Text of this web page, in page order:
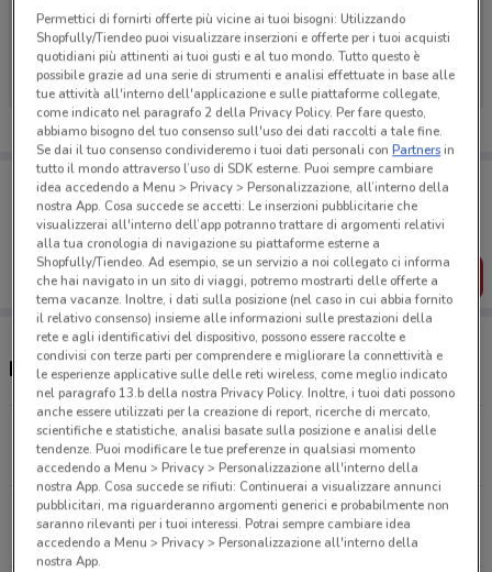
Ci dispiace, al momento non abbiamo pubblicato
volantini nella tua zona. Riprova più tardi.
Porta DoveConviene sempre con te!
Puoi trovare le migliori offerte dei negozi vicino a te,
salvarle e creare la tua lista del risparmio, comodamente
dal tuo cellulare.
SCARICA L’APP
Negozi Alphega Farmacia a Fiumicino
Via Gaverina, 14 Roma
8.1 km
Via Aurelia, 670 Roma
9.1 km
Permettici di fornirti offerte più vicine ai tuoi bisogni: Utilizzando
Shopfully/Tiendeo puoi visualizzare inserzioni e offerte per i tuoi acquisti
quotidiani più attinenti ai tuoi gusti e al tuo mondo. Tutto questo è
possibile grazie ad una serie di strumenti e analisi effettuate in base alle
tue attività all'interno dell'applicazione e sulle piattaforme collegate,
come indicato nel paragrafo 2 della Privacy Policy. Per fare questo,
abbiamo bisogno del tuo consenso sull'uso dei dati raccolti a tale fine.
Se dai il tuo consenso condivideremo i tuoi dati personali conPartnersin
tutto il mondo attraverso l’uso di SDK esterne. Puoi sempre cambiare
idea accedendo a Menu > Privacy > Personalizzazione, all’interno della
nostra App. Cosa succede se accetti: Le inserzioni pubblicitarie che
visualizzerai all'interno dell’app potranno trattare di argomenti relativi
alla tua cronologia di navigazione su piattaforme esterne a
Shopfully/Tiendeo. Ad esempio, se un servizio a noi collegato ci informa
che hai navigato in un sito di viaggi, potremo mostrarti delle offerte a
tema vacanze. Inoltre, i dati sulla posizione (nel caso in cui abbia fornito
il relativo consenso) insieme alle informazioni sulle prestazioni della
rete e agli identificativi del dispositivo, possono essere raccolte e
condivisi con terze parti per comprendere e migliorare la connettività e
le esperienze applicative sulle delle reti wireless, come meglio indicato
nel paragrafo 13.b della nostra Privacy Policy. Inoltre, i tuoi dati possono
anche essere utilizzati per la creazione di report, ricerche di mercato,
scientifiche e statistiche, analisi basate sulla posizione e analisi delle
tendenze. Puoi modificare le tue preferenze in qualsiasi momento
accedendo a Menu > Privacy > Personalizzazione all'interno della
nostra App. Cosa succede se rifiuti: Continuerai a visualizzare annunci
pubblicitari, ma riguarderanno argomenti generici e probabilmente non
saranno rilevanti per i tuoi interessi. Potrai sempre cambiare idea
accedendo a Menu > Privacy > Personalizzazione all'interno della
nostra App.